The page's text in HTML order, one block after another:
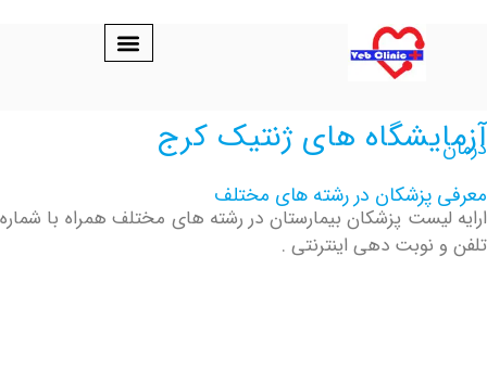
های ژنتیک کرج
در رشته های مختلف
پزشکان بیمارستان در رشته های مختلف همراه با شماره
دهی اینترنتی .